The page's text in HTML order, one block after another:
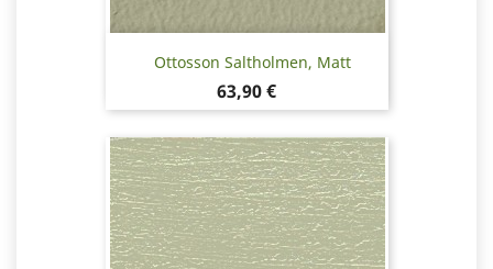
Ottosson Saltholmen, Matt
Pris
63,90 €